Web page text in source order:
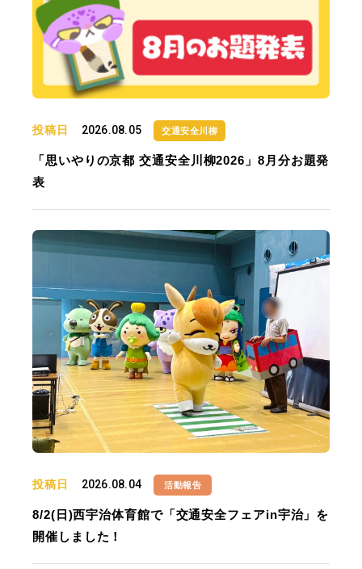
投稿日 2026.08.05 交通安全川柳
「思いやりの京都 交通安全川柳2026」8月分お題発
表
投稿日 2026.08.04 活動報告
8/2(日)西宇治体育館で「交通安全フェアin宇治」を
開催しました！